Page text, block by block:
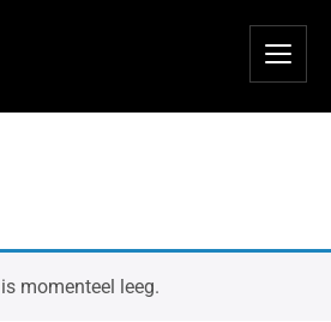
momenteel leeg.